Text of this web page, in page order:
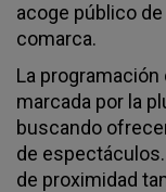
acoge público
comarca.
La
marcada por la
buscando
de
de proximidad